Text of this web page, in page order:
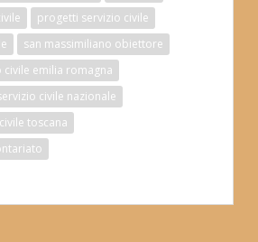
progetti servizio civile
san massimiliano obiettore
civile emilia romagna
civile nazionale
toscana